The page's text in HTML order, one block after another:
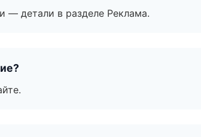
— детали в разделе Реклама.